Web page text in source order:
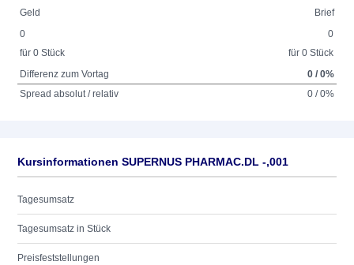
Geld
Brief
0
für 0 Stück
0
für 0 Stück
Differenz zum Vortag
0 / 0%
Spread absolut / relativ
0 / 0%
Kursinformationen SUPERNUS PHARMAC.DL -,001
Tagesumsatz
Tagesumsatz in Stück
Preisfeststellungen